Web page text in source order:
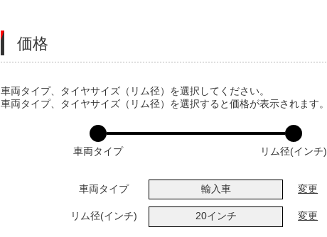
価格
VARIATIONS
車両タイプ、タイヤサイズ（リム径）を選択してください。
車両タイプ、タイヤサイズ（リム径）を選択すると価格が表示されます。
車両タイプ リム径(インチ)
車両タイプ 輸入車 変更
リム径(インチ) 20インチ 変更